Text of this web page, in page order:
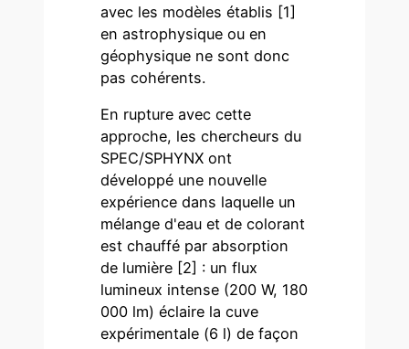
avec les modèles établis [1]
en astrophysique ou en
géophysique ne sont donc
pas cohérents.
En rupture avec cette
approche, les chercheurs du
SPEC/SPHYNX ont
développé une nouvelle
expérience dans laquelle un
mélange d'eau et de colorant
est chauffé par absorption
de lumière [2] : un flux
lumineux intense (200 W, 180
000 lm) éclaire la cuve
expérimentale (6 l) de façon